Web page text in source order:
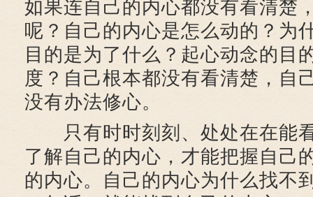
如果连自己的内心都没有看清楚
呢？自己的内心是怎么动的？为
目的是为了什么？起心动念的目
度？自己根本都没有看清楚，自
没有办法修心。
只有时时刻刻、处处在在能
了解自己的内心，才能把握自己
的内心。自己的内心为什么找不